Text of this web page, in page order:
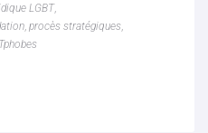
LGBT,
, procès stratégiques,